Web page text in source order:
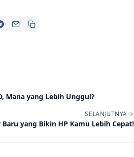
Mana yang Lebih Unggul?
SELANJUTNYA
yang Bikin HP Kamu Lebih Cepat!